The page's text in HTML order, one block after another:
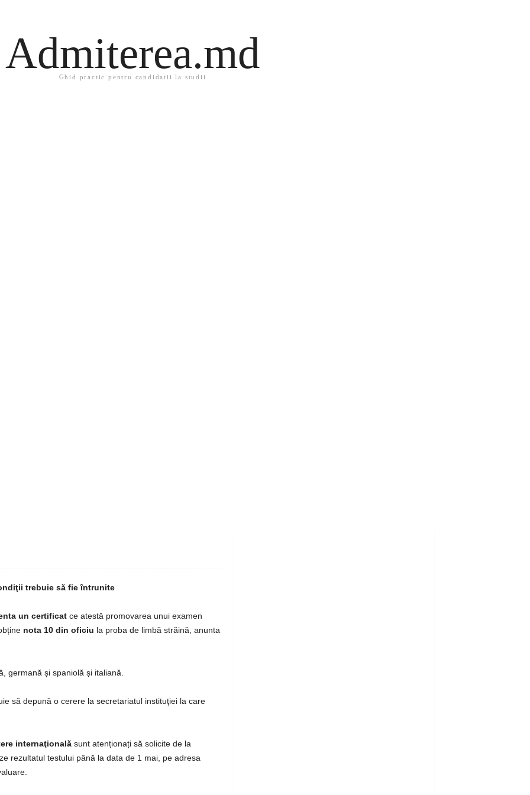
Admiterea.md
Ghid practic pentru candidatii la studii
trebuie să fie întrunite
un certificatce atestă promovarea unui examen
nota 10 din oficiu la proba de limbă străină, anunta
germană și spaniolă și italiană.
să depună o cerere la secretariatul instituţiei la care
internaţionalăsunt atenționați să solicite de la
rezultatul testului până la data de 1 mai, pe adresa